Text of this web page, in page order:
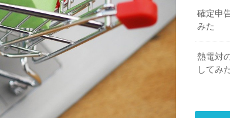
確定申
みた
熱電対
してみ